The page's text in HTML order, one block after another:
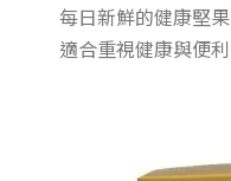
每日新鮮的健康堅
適合重視健康與便